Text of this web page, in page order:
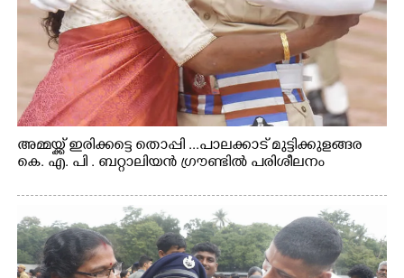
അമ്മയ്ക്ക് ഇരിക്കട്ടെ തൊപ്പി ...പാലക്കാട് മുട്ടിക്കുളങ്ങര
കെ. എ. പി . ബറ്റാലിയൻ ഗ്രൗണ്ടിൽ പരിശീലനം